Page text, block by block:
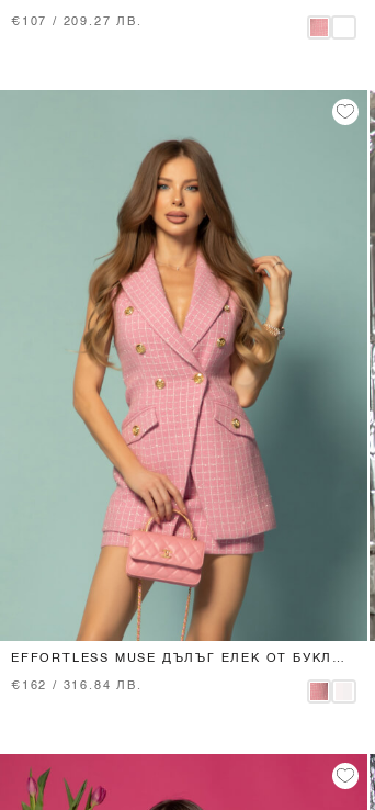
€107 / 209.27 ЛВ.
XS M L
EFFORTLESS MUSE ДЪЛЪГ ЕЛЕК ОТ БУКЛЕ -
€162 / 316.84 ЛВ.